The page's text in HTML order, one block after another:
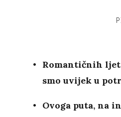
Romantičnih
smo uvijek u
Ovoga puta, na